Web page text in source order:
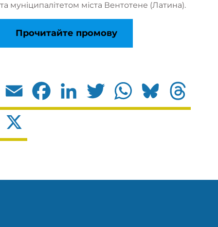
та муніципалітетом міста Вентотене (Латина).
Прочитайте промову
Email Facebook LinkedIn Twitter WhatsApp Bluesky